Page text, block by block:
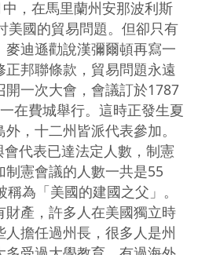
，在馬里蘭州安那波利斯
美國的貿易問題。但卻只有
迪遜勸說漢彌爾頓再寫一
邦聯條款，貿易問題永遠
開一次大會，會議訂於1787
在費城舉行。這時正發生夏
，十二州皆派代表參加。
代表已達法定人數，制憲
憲會議的人數一共是55
為「美國的建國之父」。
財產，許多人在美國獨立時
擔任過州長，很多人是州